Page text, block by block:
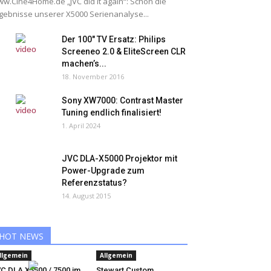
unserer X5000 Serienanalyse...
Der 100″ TV Ersatz: Philips
Screeneo 2.0 & EliteScreen CLR
machen’s...
18. November 2016
Sony XW7000: Contrast Master
Tuning endlich finalisiert!
1. April 2024
JVC DLA-X5000 Projektor mit
Power-Upgrade zum
Referenzstatus?
14. August 2015
HOT NEWS
Allgemein